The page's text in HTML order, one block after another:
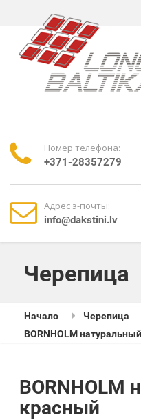
Номер телефона:
+371-28357279
Адрес э-почты:
info@dakstini.lv
Черепица
Начало Черепица
BORNHOLM
BORNHOLM
красный